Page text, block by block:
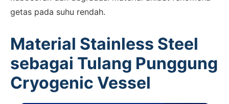
getas pada suhu rendah.
Material Stainless Steel
sebagai Tulang Punggung
Cryogenic Vessel